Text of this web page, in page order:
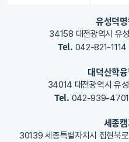
유성덕
34158 대전광역시 유
Tel. 042-821-1114
대덕산학
34014 대전광역시 유
Tel. 042-939-4701
세종
30139 세종특별자치시 집현북